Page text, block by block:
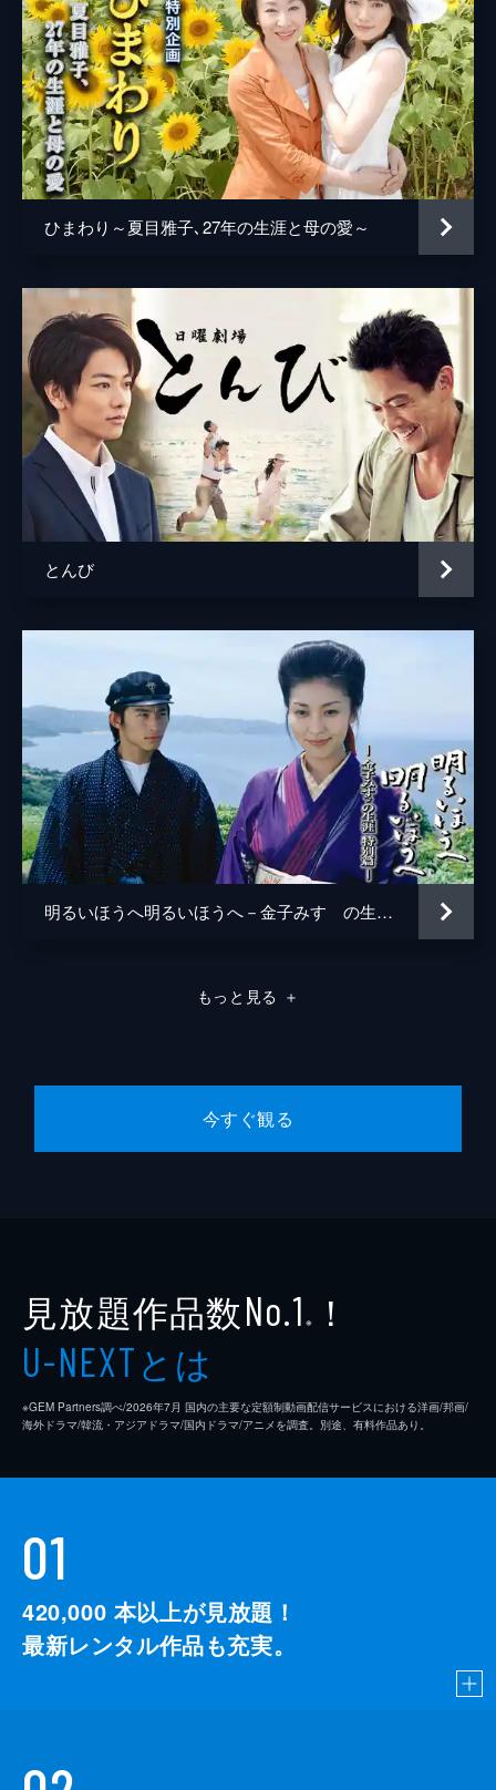
村松利史
森下能幸
井上肇
前田淳
須田邦裕
Aima Li
前田吟
笹野高史
宝田明
椎名桔平
脚本 永田優子
プロデューサー
増田昭一
演出 土井裕泰
ひまわり～夏目雅子､27年の生涯と母の愛～
とんび
明るいほうへ明るいほうへ－金子みすゞの生涯 特別篇－
もっと見る ＋
今すぐ観る
見放題作品数No.1 ※ ！
U-NEXTとは
※GEM Partners調べ/2026年7⽉ 国内の主要な定額制動画配信サービスにおける洋画/邦画/
海外ドラマ/韓流・アジアドラマ/国内ドラマ/アニメを調査。別途、有料作品あり。
01
420,000 本以上が見放題！
最新レンタル作品も充実。